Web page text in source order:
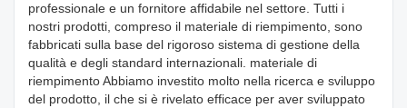
professionale e un fornitore affidabile nel settore. Tutti i
nostri prodotti, compreso il materiale di riempimento, sono
fabbricati sulla base del rigoroso sistema di gestione della
qualità e degli standard internazionali. materiale di
riempimento Abbiamo investito molto nella ricerca e sviluppo
del prodotto, il che si è rivelato efficace per aver sviluppato